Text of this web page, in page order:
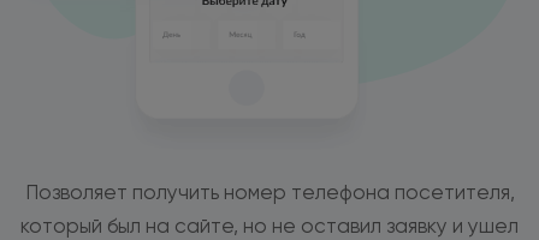
Позволяет получить номер телефона посетителя,
который был на сайте, но не оставил заявку и ушел